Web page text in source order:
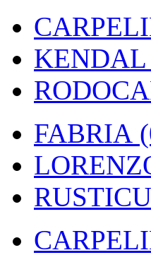
KENDAL
FABRIA